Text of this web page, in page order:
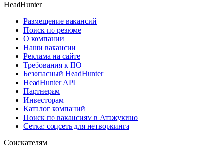
HeadHunter
Размещение вакансий
Поиск по резюме
О компании
Наши вакансии
Реклама на сайте
Требования к ПО
Безопасный HeadHunter
HeadHunter API
Партнерам
Инвесторам
Каталог компаний
Поиск по вакансиям в Атажукино
Сетка: соцсеть для нетворкинга
Соискателям